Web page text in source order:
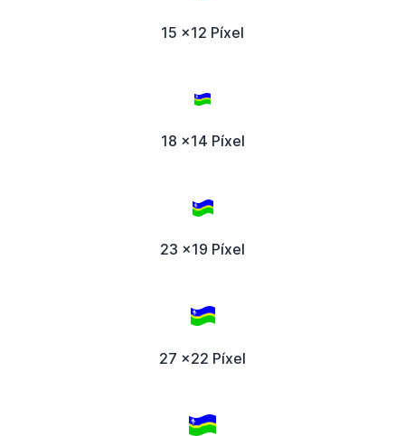
15 x12 Píxel
18 x14 Píxel
23 x19 Píxel
27 x22 Píxel